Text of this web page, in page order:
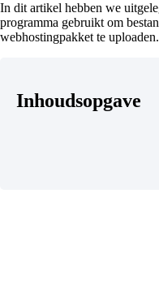
In dit artikel hebben we
programma gebruikt om
webhostingpakket te uploaden.
Inhoudsopgave